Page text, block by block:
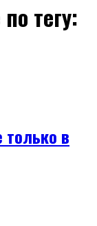
тегу:
в